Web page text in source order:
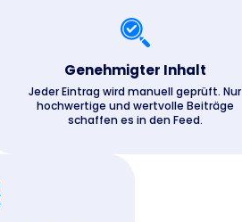
Genehmigter Inhalt
Jeder Eintrag wird manuell geprüft. Nur
hochwertige und wertvolle Beiträge
schaffen es in den Feed.